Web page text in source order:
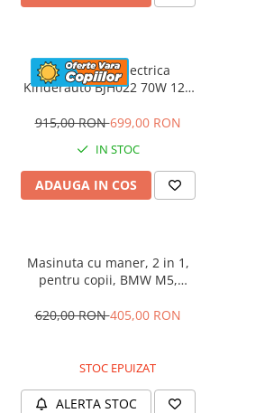
Motocicleta electrica
Kinderauto BJH022 70W 12V
culoare Rosie
915,00 RON699,00 RON
IN STOC
ADAUGA IN COS
Masinuta cu maner, 2 in 1,
pentru copii, BMW M5,
620,00 RON405,00 RON
STOC EPUIZAT
ALERTA STOC